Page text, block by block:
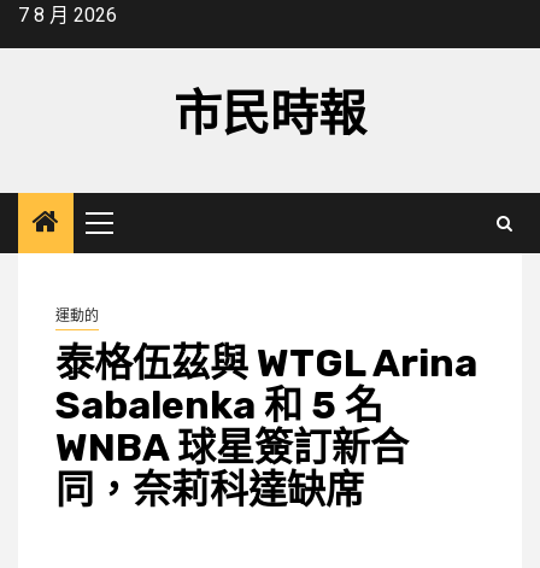
Skip7 8 月 2026
市民時報
Primary
Menu
運動的
泰格伍茲與 WTGL Arina
Sabalenka 和 5 名
WNBA 球星簽訂新合
同，奈莉科達缺席